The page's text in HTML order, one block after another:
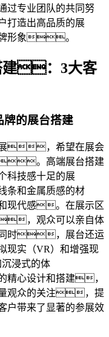
专业团队的共同努
打造出高品质的展
形象。
：3大客
的展台搭建
展，希望在展会
。高端展台搭建
科技感十足的展
和金属质感的材
现代感。在展示区
，观众可以亲自体
时，展台还运
实（VR）和增强现
浸式的体
心设计和搭建，
量观众的关注，提
户带来了显著的参展效